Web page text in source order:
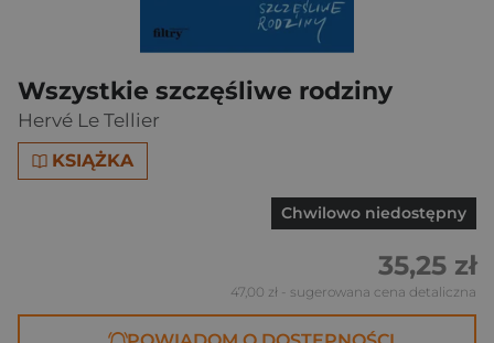
Wszystkie szczęśliwe rodziny
Hervé Le Tellier
KSIĄŻKA
Chwilowo niedostępny
35,25 zł
47,00 zł - sugerowana cena detaliczna